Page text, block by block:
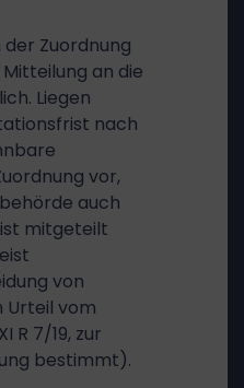
der Zuordnung
an die
Liegen
nach
vor,
auch
mitgeteilt
von
Urteil vom
R 7/19, zur
bestimmt).